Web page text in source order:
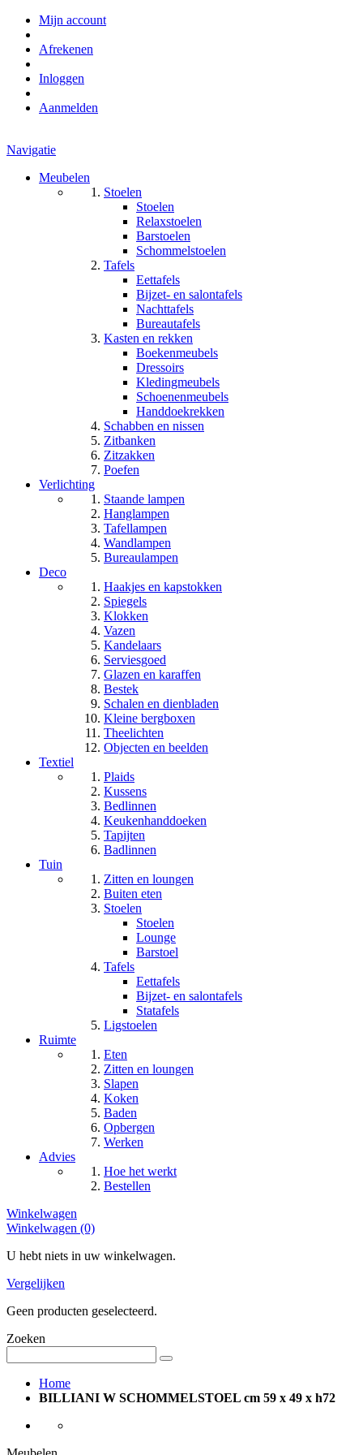
Mijn account
Afrekenen
Inloggen
Aanmelden
Navigatie
Meubelen
Stoelen
Stoelen
Relaxstoelen
Barstoelen
Schommelstoelen
Tafels
Eettafels
Bijzet- en salontafels
Nachttafels
Bureautafels
Kasten en rekken
Boekenmeubels
Dressoirs
Kledingmeubels
Schoenenmeubels
Handdoekrekken
Schabben en nissen
Zitbanken
Zitzakken
Poefen
Verlichting
Staande lampen
Hanglampen
Tafellampen
Wandlampen
Bureaulampen
Deco
Haakjes en kapstokken
Spiegels
Klokken
Vazen
Kandelaars
Serviesgoed
Glazen en karaffen
Bestek
Schalen en dienbladen
Kleine bergboxen
Theelichten
Objecten en beelden
Textiel
Plaids
Kussens
Bedlinnen
Keukenhanddoeken
Tapijten
Badlinnen
Tuin
Zitten en loungen
Buiten eten
Stoelen
Stoelen
Lounge
Barstoel
Tafels
Eettafels
Bijzet- en salontafels
Statafels
Ligstoelen
Ruimte
Eten
Zitten en loungen
Slapen
Koken
Baden
Opbergen
Werken
Advies
Hoe het werkt
Bestellen
Winkelwagen
Winkelwagen (0)
U hebt niets in uw winkelwagen.
Vergelijken
Geen producten geselecteerd.
Zoeken
Home
BILLIANI W SCHOMMELSTOEL cm 59 x 49 x h72